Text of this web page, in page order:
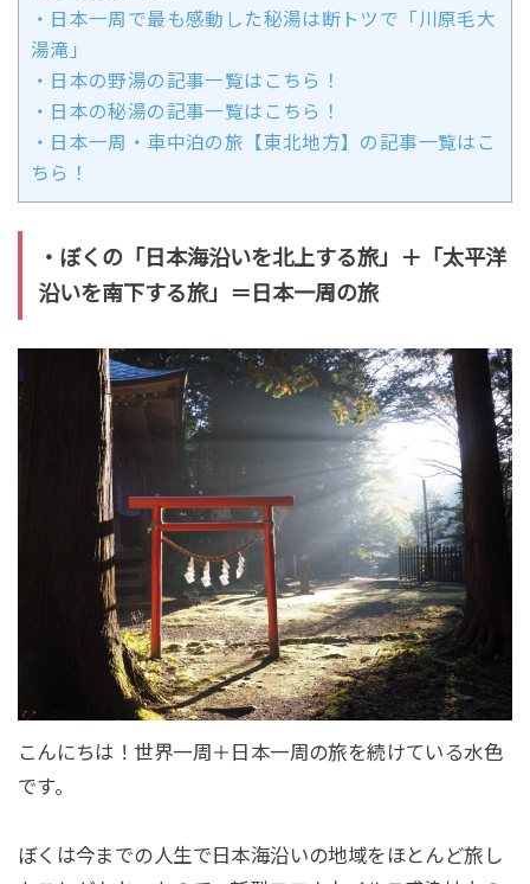
・日本一周で最も感動した秘湯は断トツで「川原毛大
湯滝」
・日本の野湯の記事一覧はこちら！
・日本の秘湯の記事一覧はこちら！
・日本一周・車中泊の旅【東北地方】の記事一覧はこ
ちら！
・ぼくの「日本海沿いを北上する旅」＋「太平洋
沿いを南下する旅」＝日本一周の旅
こんにちは！世界一周＋日本一周の旅を続けている水色
です。
ぼくは今までの人生で日本海沿いの地域をほとんど旅し